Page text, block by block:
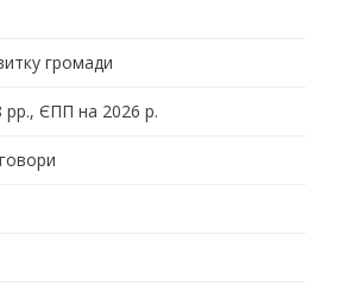
громади
рр., ЄПП на 2026 р.